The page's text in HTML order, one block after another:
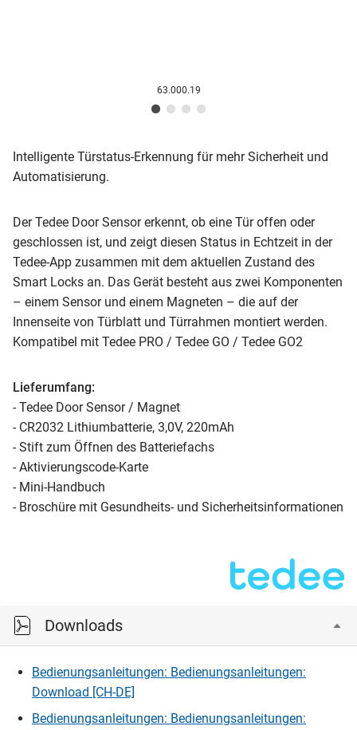
63.000.19
Intelligente Türstatus-Erkennung für mehr Sicherheit und
Automatisierung.
Der Tedee Door Sensor erkennt, ob eine Tür offen oder
geschlossen ist, und zeigt diesen Status in Echtzeit in der
Tedee-App zusammen mit dem aktuellen Zustand des
Smart Locks an. Das Gerät besteht aus zwei Komponenten
– einem Sensor und einem Magneten – die auf der
Innenseite von Türblatt und Türrahmen montiert werden.
Kompatibel mit Tedee PRO / Tedee GO / Tedee GO2
Lieferumfang:
- Tedee Door Sensor / Magnet
- CR2032 Lithiumbatterie, 3,0V, 220mAh
- Stift zum Öffnen des Batteriefachs
- Aktivierungscode-Karte
- Mini-Handbuch
- Broschüre mit Gesundheits- und Sicherheitsinformationen
Downloads
Bedienungsanleitungen: Bedienungsanleitungen:
Download [CH-DE]
Bedienungsanleitungen: Bedienungsanleitungen: